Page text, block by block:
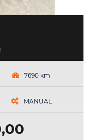
7690 km
MANUAL